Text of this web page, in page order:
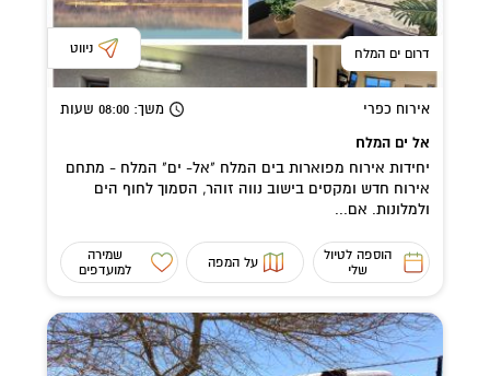
דרום ים המלח ניווט
אירוח כפרי משך: 08:00 שעות
אל ים המלח
יחידות אירוח מפוארות בים המלח "אל- ים" המלח - מתחם
אירוח חדש ומקסים בישוב נווה זוהר, הסמוך לחוף הים
ולמלונות. אם...
הוספה לטיול
שלי
על המפה
שמירה
למועדפים